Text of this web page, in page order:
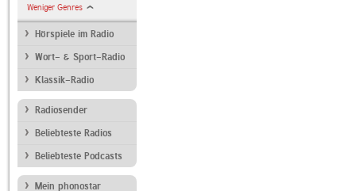
Weniger Genres
Hörspiele im Radio
Wort- & Sport-Radio
Klassik-Radio
Radiosender
Beliebteste Radios
Beliebteste Podcasts
Mein phonostar